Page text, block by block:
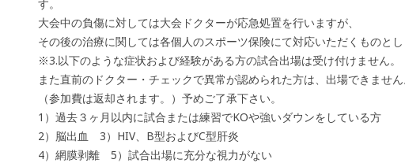
す。
大会中の負傷に対しては大会ドクターが応急処置を行いますが、
その後の治療に関しては各個人のスポーツ保険にて対応いただくものとし
※3.以下のような症状および経験がある方の試合出場は受け付けません。
また直前のドクター・チェックで異常が認められた方は、出場できません
（参加費は返却されます。）予めご了承下さい。
1）過去３ヶ月以内に試合または練習でKOや強いダウンをしている方
2）脳出血 3）HIV、B型およびC型肝炎
4）網膜剥離 5）試合出場に充分な視力がない